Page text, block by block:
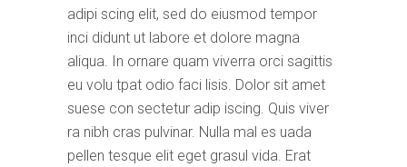
adipi scing elit, sed do eiusmod tempor
inci didunt ut labore et dolore magna
aliqua. In ornare quam viverra orci sagittis
eu volu tpat odio faci lisis. Dolor sit amet
suese con sectetur adip iscing. Quis viver
ra nibh cras pulvinar. Nulla mal es uada
pellen tesque elit eget grasul vida. Erat